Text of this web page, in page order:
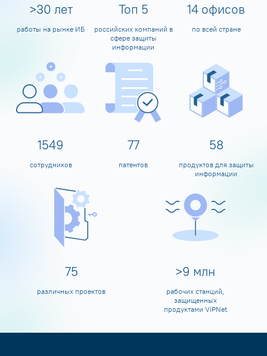
>30 лет
работы на рынке ИБ
Топ 5
российских компаний в
сфере защиты
информации
14 офисов
по всей стране
1600
сотрудников
80
патентов
60
продуктов для защиты
информации
80
различных проектов
>10 млн
рабочих станций,
защищенных
продуктами ViPNet